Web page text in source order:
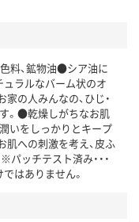
料、鉱物油●シア油に
ラルなバーム状のオ
の人みんなの、ひじ・
。●乾燥しがちなお肌
いをしっかりとキープ
肌への刺激を考え、皮ふ
ッチテスト済み・・・
はありません。